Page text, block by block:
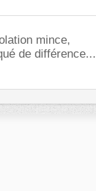
mince,
de différence...